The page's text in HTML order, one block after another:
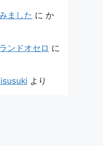
ました に か
ンドオセロ に
より